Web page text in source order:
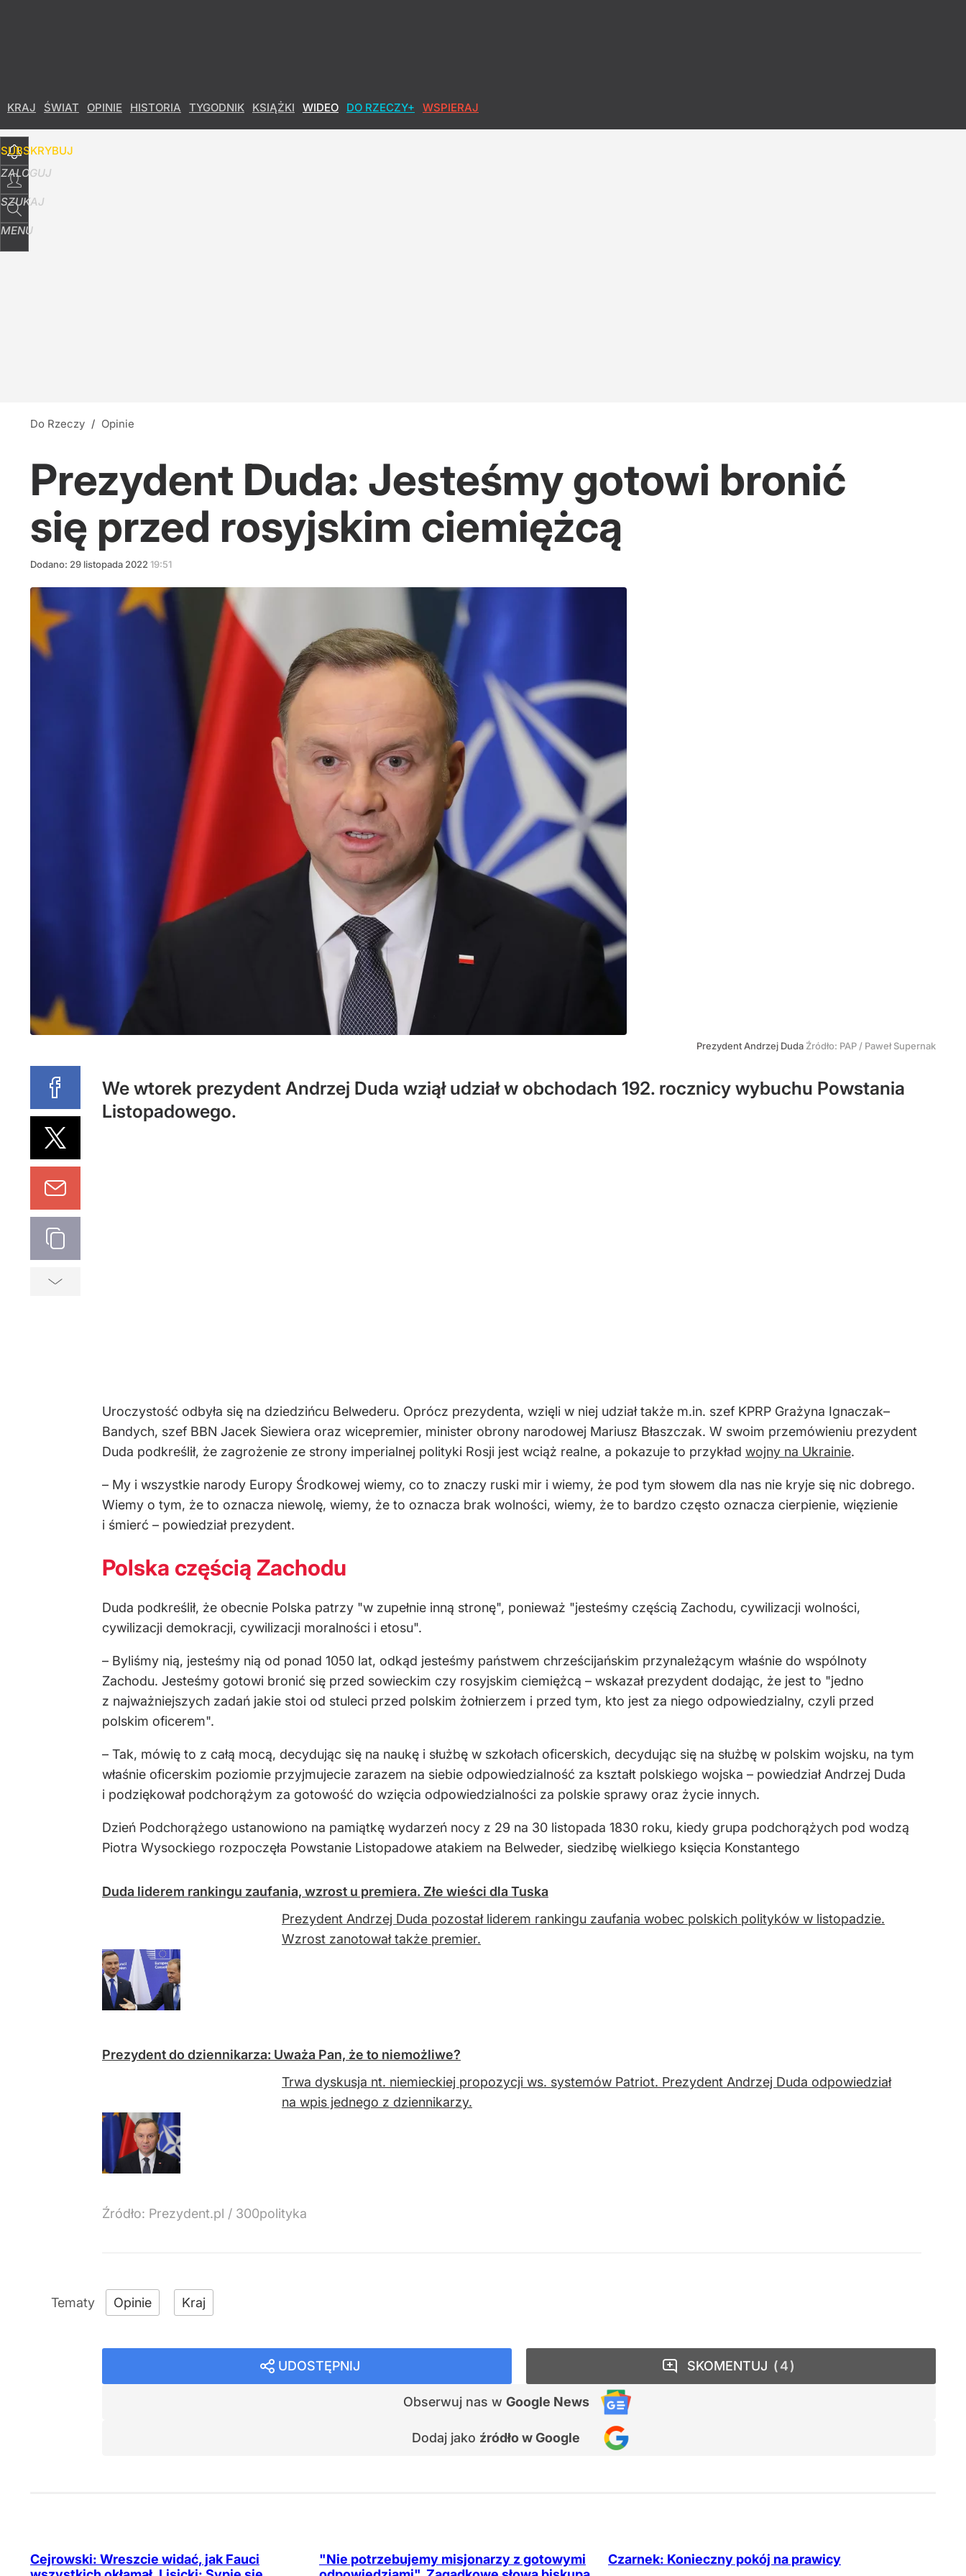
KRAJ ŚWIAT OPINIE HISTORIA TYGODNIK KSIĄŻKI WIDEO DO RZECZY+ WSPIERAJ
SUBSKRYBUJ
ZALOGUJ
SZUKAJ
MENU
Do Rzeczy / Opinie
Prezydent Duda: Jesteśmy gotowi bronić
się przed rosyjskim ciemiężcą
Dodano: 29 listopada 2022 19:51
Prezydent Andrzej Duda Źródło: PAP / Paweł Supernak
We wtorek prezydent Andrzej Duda wziął udział w obchodach 192. rocznicy wybuchu Powstania
Listopadowego.
Uroczystość odbyła się na dziedzińcu Belwederu. Oprócz prezydenta, wzięli w niej udział także m.in. szef KPRP Grażyna Ignaczak–
Bandych, szef BBN Jacek Siewiera oraz wicepremier, minister obrony narodowej Mariusz Błaszczak. W swoim przemówieniu prezydent
Duda podkreślił, że zagrożenie ze strony imperialnej polityki Rosji jest wciąż realne, a pokazuje to przykład wojny na Ukrainie.
– My i wszystkie narody Europy Środkowej wiemy, co to znaczy ruski mir i wiemy, że pod tym słowem dla nas nie kryje się nic dobrego.
Wiemy o tym, że to oznacza niewolę, wiemy, że to oznacza brak wolności, wiemy, że to bardzo często oznacza cierpienie, więzienie
i śmierć – powiedział prezydent.
Polska częścią Zachodu
Duda podkreślił, że obecnie Polska patrzy "w zupełnie inną stronę", ponieważ "jesteśmy częścią Zachodu, cywilizacji wolności,
cywilizacji demokracji, cywilizacji moralności i etosu".
– Byliśmy nią, jesteśmy nią od ponad 1050 lat, odkąd jesteśmy państwem chrześcijańskim przynależącym właśnie do wspólnoty
Zachodu. Jesteśmy gotowi bronić się przed sowieckim czy rosyjskim ciemiężcą – wskazał prezydent dodając, że jest to "jedno
z najważniejszych zadań jakie stoi od stuleci przed polskim żołnierzem i przed tym, kto jest za niego odpowiedzialny, czyli przed
polskim oficerem".
– Tak, mówię to z całą mocą, decydując się na naukę i służbę w szkołach oficerskich, decydując się na służbę w polskim wojsku, na tym
właśnie oficerskim poziomie przyjmujecie zarazem na siebie odpowiedzialność za kształt polskiego wojska – powiedział Andrzej Duda
i podziękował podchorążym za gotowość do wzięcia odpowiedzialności za polskie sprawy oraz życie innych.
Dzień Podchorążego ustanowiono na pamiątkę wydarzeń nocy z 29 na 30 listopada 1830 roku, kiedy grupa podchorążych pod wodzą
Piotra Wysockiego rozpoczęła Powstanie Listopadowe atakiem na Belweder, siedzibę wielkiego księcia Konstantego
Duda liderem rankingu zaufania, wzrost u premiera. Złe wieści dla Tuska
Prezydent Andrzej Duda pozostał liderem rankingu zaufania wobec polskich polityków w listopadzie.
Wzrost zanotował także premier.
Prezydent do dziennikarza: Uważa Pan, że to niemożliwe?
Trwa dyskusja nt. niemieckiej propozycji ws. systemów Patriot. Prezydent Andrzej Duda odpowiedział
na wpis jednego z dziennikarzy.
Źródło: Prezydent.pl / 300polityka
Opinie Kraj
UDOSTĘPNIJ
Obserwuj nas w Google News
Dodaj jako źródło w Google
SKOMENTUJ 4
Cejrowski: Wreszcie widać, jak Fauci
"Nie potrzebujemy misjonarzy z gotowymi
Czarnek: Konieczny pokój na prawicy